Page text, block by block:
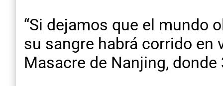
“Si dejamos que el mundo
su sangre habrá corrido en
Masacre de Nanjing,